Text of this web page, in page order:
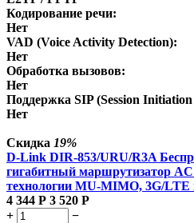
Кодирование речи:
Нет
VAD (Voice Activity Detection):
Нет
Обработка вызовов:
Нет
Поддержка SIP (Session
Нет
Скидка 19%
D-Link DIR-853/URU/R3A
гигабитный маршрутизатор
технологии MU-MIMO, 3G/LTE
4 344 Р 3 520 Р
+
−